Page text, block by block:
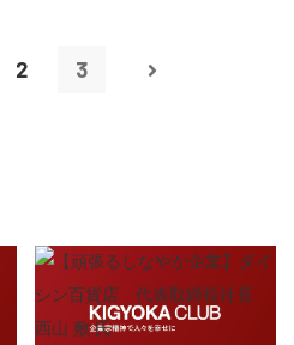
2 3